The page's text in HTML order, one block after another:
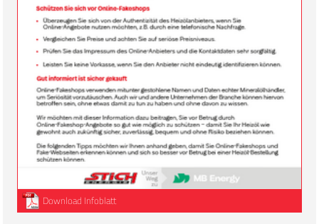
Download Infoblatt